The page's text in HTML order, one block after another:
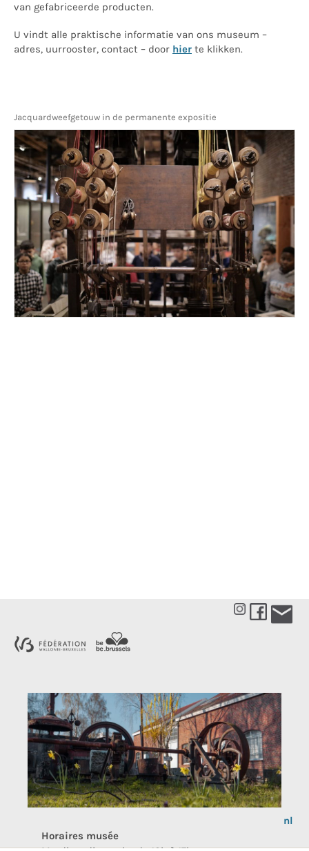
van gefabriceerde producten.
U vindt alle praktische informatie van ons museum –
adres, uurrooster, contact – door hier te klikken.
Jacquardweefgetouw in de permanente expositie
Horaires musée